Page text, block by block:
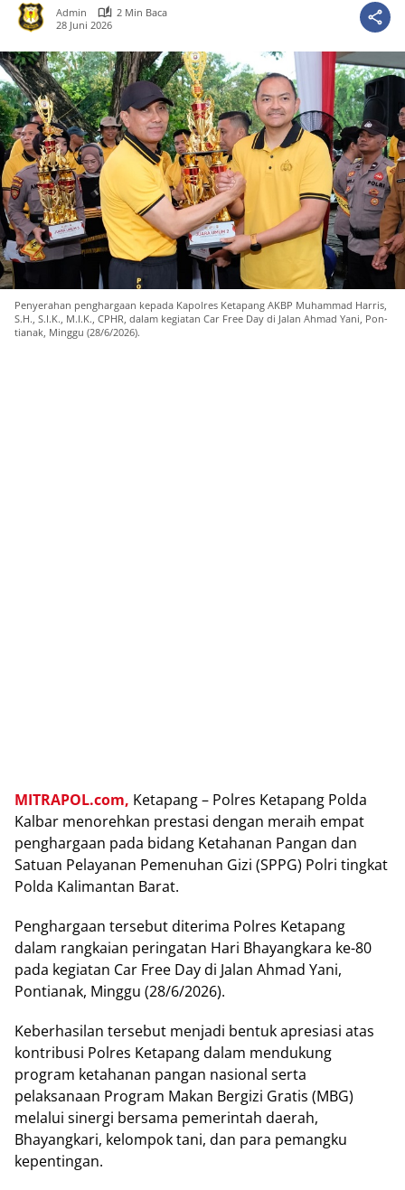
Admin
2 Min Baca
28 Juni 2026
Penyerahan penghargaan kepada Kapolres Ketapang AKBP Muhammad Harris,
S.H., S.I.K., M.I.K., CPHR, dalam kegiatan Car Free Day di Jalan Ahmad Yani, Pon-
tianak, Minggu (28/6/2026).
MITRAPOL.com, Ketapang – Polres Ketapang Polda
Kalbar menorehkan prestasi dengan meraih empat
penghargaan pada bidang Ketahanan Pangan dan
Satuan Pelayanan Pemenuhan Gizi (SPPG) Polri tingkat
Polda Kalimantan Barat.
Penghargaan tersebut diterima Polres Ketapang
dalam rangkaian peringatan Hari Bhayangkara ke-80
pada kegiatan Car Free Day di Jalan Ahmad Yani,
Pontianak, Minggu (28/6/2026).
Keberhasilan tersebut menjadi bentuk apresiasi atas
kontribusi Polres Ketapang dalam mendukung
program ketahanan pangan nasional serta
pelaksanaan Program Makan Bergizi Gratis (MBG)
melalui sinergi bersama pemerintah daerah,
Bhayangkari, kelompok tani, dan para pemangku
kepentingan.